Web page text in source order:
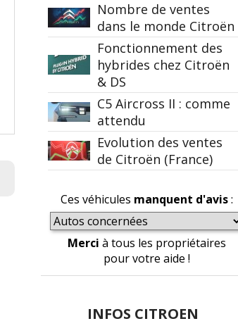
Nombre de ventes
dans le monde Citroën
Fonctionnement des
hybrides chez Citroën
& DS
C5 Aircross II : comme
attendu
Evolution des ventes
de Citroën (France)
Ces véhicules manquent d'avis:
Merci à tous les propriétaires
pour votre aide !
INFOS CITROEN